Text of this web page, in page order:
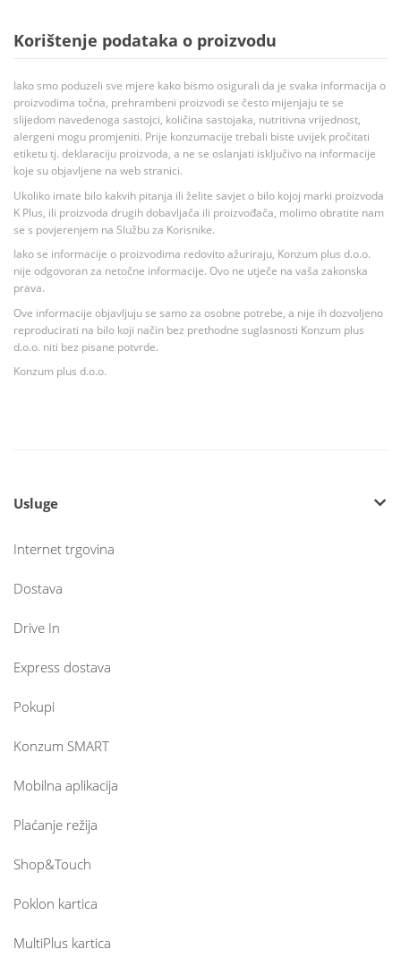
Korištenje podataka o proizvodu
Iako smo poduzeli sve mjere kako bismo osigurali da je svaka informacija o
proizvodima točna, prehrambeni proizvodi se često mijenjaju te se
slijedom navedenoga sastojci, količina sastojaka, nutritivna vrijednost,
alergeni mogu promjeniti. Prije konzumacije trebali biste uvijek pročitati
etiketu tj. deklaraciju proizvoda, a ne se oslanjati isključivo na informacije
koje su objavljene na web stranici.
Ukoliko imate bilo kakvih pitanja ili želite savjet o bilo kojoj marki proizvoda
K Plus, ili proizvoda drugih dobavljača ili proizvođača, molimo obratite nam
se s povjerenjem na Službu za Korisnike.
Iako se informacije o proizvodima redovito ažuriraju, Konzum plus d.o.o.
nije odgovoran za netočne informacije. Ovo ne utječe na vaša zakonska
prava.
Ove informacije objavljuju se samo za osobne potrebe, a nije ih dozvoljeno
reproducirati na bilo koji način bez prethodne suglasnosti Konzum plus
d.o.o. niti bez pisane potvrde.
Konzum plus d.o.o.
Usluge
Internet trgovina
Dostava
Drive In
Express dostava
Pokupi
Konzum SMART
Mobilna aplikacija
Plaćanje režija
Shop&Touch
Poklon kartica
MultiPlus kartica